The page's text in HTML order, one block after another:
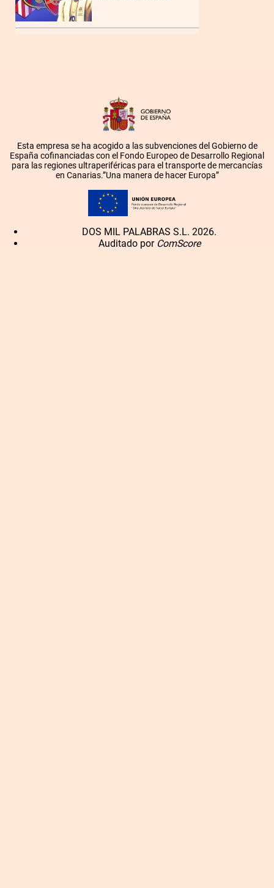
Esta empresa se ha acogido a las subvenciones del Gobierno de
España cofinanciadas con el Fondo Europeo de Desarrollo Regional
para las regiones ultraperiféricas para el transporte de mercancías
en Canarias.”Una manera de hacer Europa”
DOS MIL PALABRAS S.L. 2026.
Auditado por ComScore